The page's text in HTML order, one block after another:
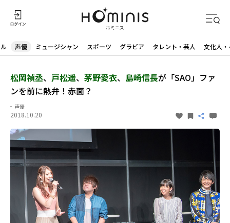
声優 ミュージシャン スポーツ グラビア タレント・芸人 文化人
松岡禎丞、 戸松遥、 茅野愛衣、 島崎信長が「SAO」ファ
ンを前に熱弁！赤面？
声優
2018.10.20